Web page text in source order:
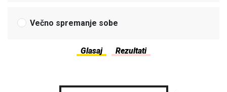
Večno spremanje sobe